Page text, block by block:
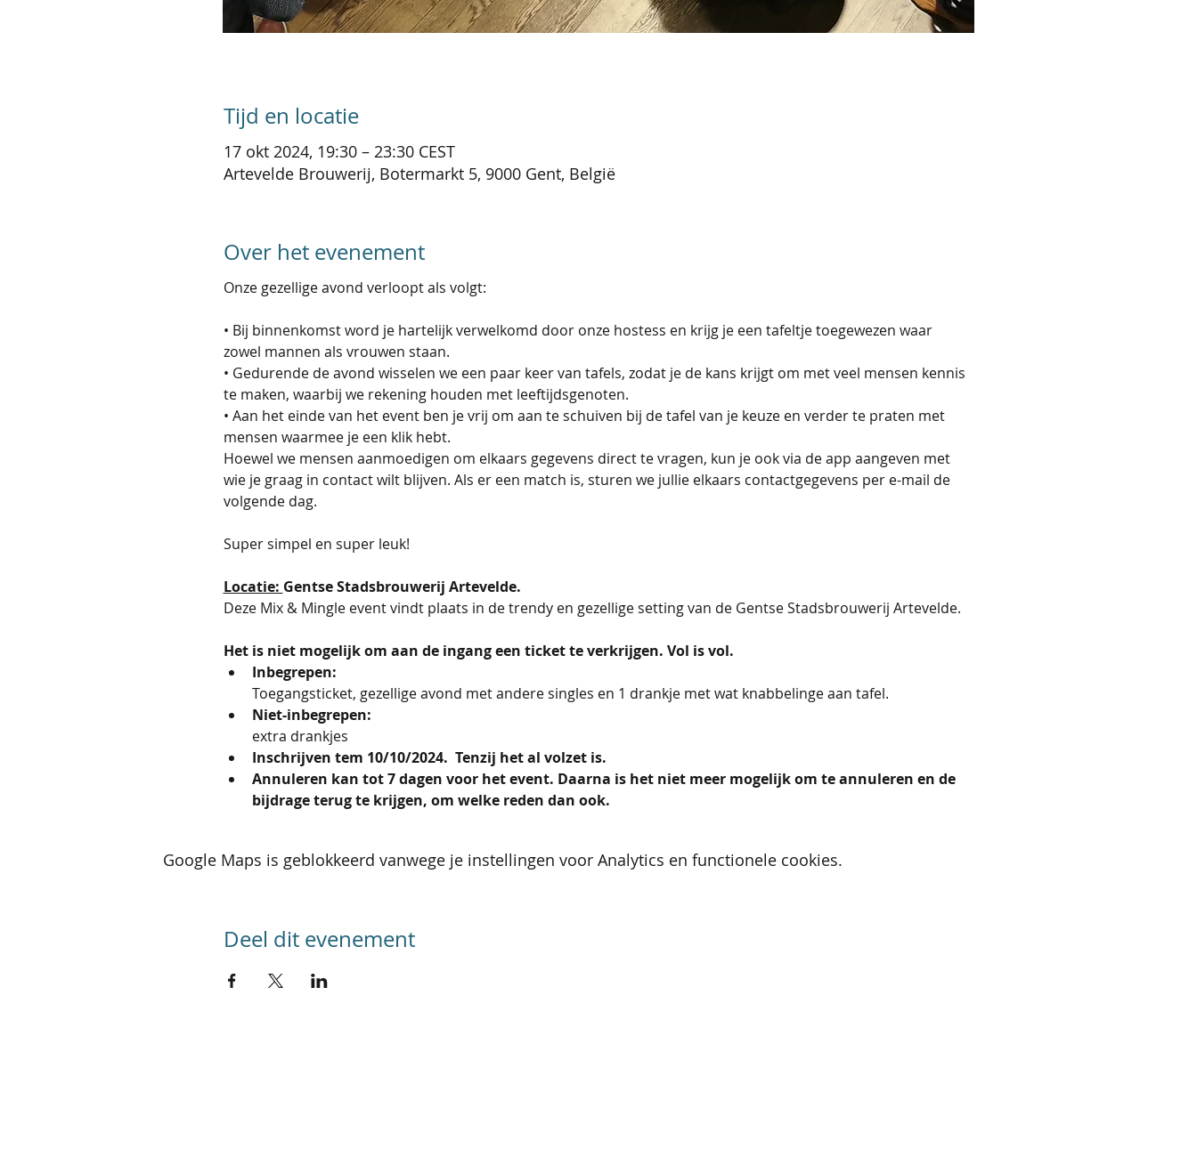
Tijd en locatie
17 okt 2024, 19:30 – 23:30 CEST
Artevelde Brouwerij, Botermarkt 5, 9000 Gent, België
Over het evenement
Onze gezellige avond verloopt als volgt:
• Bij binnenkomst word je hartelijk verwelkomd door onze hostess en krijg je een tafeltje toegewezen waar
zowel mannen als vrouwen staan.
• Gedurende de avond wisselen we een paar keer van tafels, zodat je de kans krijgt om met veel mensen kennis
te maken, waarbij we rekening houden met leeftijdsgenoten.
• Aan het einde van het event ben je vrij om aan te schuiven bij de tafel van je keuze en verder te praten met
mensen waarmee je een klik hebt.
Hoewel we mensen aanmoedigen om elkaars gegevens direct te vragen, kun je ook via de app aangeven met
wie je graag in contact wilt blijven. Als er een match is, sturen we jullie elkaars contactgegevens per e-mail de
volgende dag.
​​Super simpel en super leuk!
Locatie: Gentse Stadsbrouwerij Artevelde.
Deze Mix & Mingle event vindt plaats in de trendy en gezellige setting van de Gentse Stadsbrouwerij Artevelde.
Het is niet mogelijk om aan de ingang een ticket te verkrijgen. Vol is vol.
Inbegrepen:
Toegangsticket, gezellige avond met andere singles en 1 drankje met wat knabbelinge aan tafel.
Niet-inbegrepen:
extra drankjes
Inschrijven tem 10/10/2024.  Tenzij het al volzet is.
Annuleren kan tot 7 dagen voor het event. Daarna is het niet meer mogelijk om te annuleren en de
bijdrage terug te krijgen, om welke reden dan ook.
Google Maps is geblokkeerd vanwege je instellingen voor Analytics en functionele cookies.
Deel dit evenement